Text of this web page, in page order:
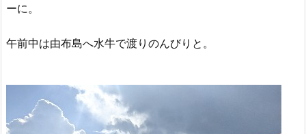
ーに。
午前中は由布島へ水牛で渡りのんびりと。